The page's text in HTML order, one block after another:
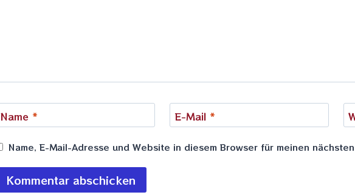
Name * E-Mail *
Name, E-Mail-Adresse und Website in diesem Browser für meinen